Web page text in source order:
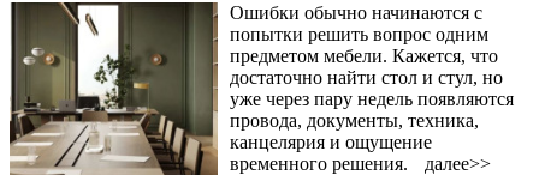
Ошибки обычно начинаются с
попытки решить вопрос одним
предметом мебели. Кажется, что
достаточно найти стол и стул, но
уже через пару недель появляются
провода, документы, техника,
канцелярия и ощущение
временного решения.
далее>>